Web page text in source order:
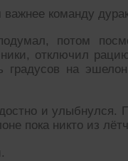
команду
потом
отключил
градусов на
и улыбнулся.
пока никто из